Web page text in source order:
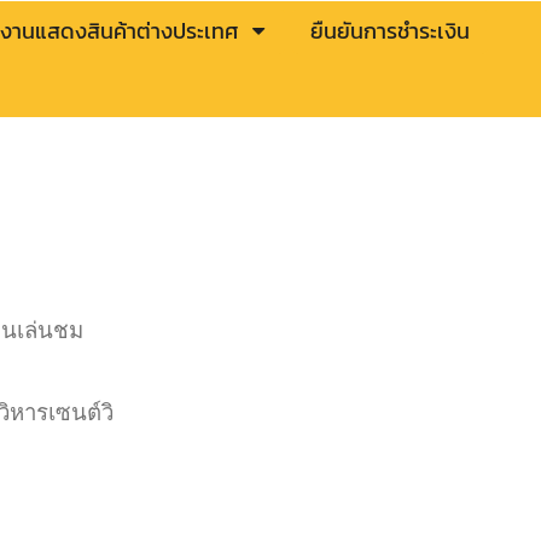
งานแสดงสินค้าต่างประเทศ ยืนยันการชำระเงิน
เล่นชม
หารเซนต์วิ